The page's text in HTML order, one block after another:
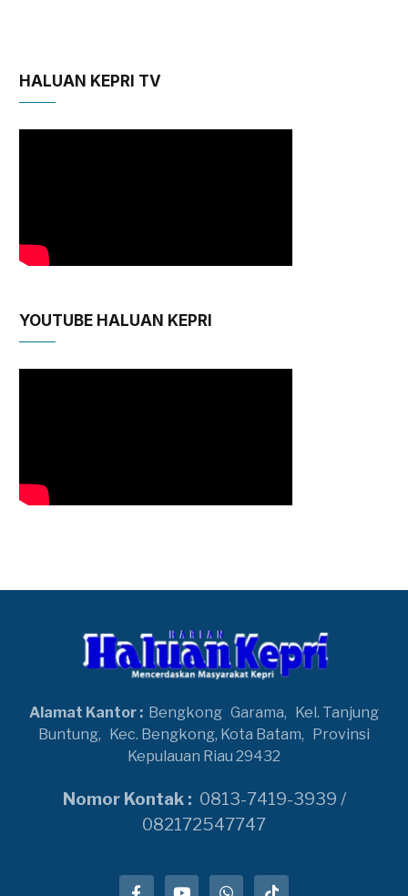
HALUAN KEPRI TV
YOUTUBE HALUAN KEPRI
Alamat Kantor : Bengkong Garama,
Kel. Tanjung
Buntung,
Kec. Bengkong, Kota Batam,
Provinsi
Kepulauan Riau 29432
Nomor Kontak : 0813-7419-3939 /
082172547747